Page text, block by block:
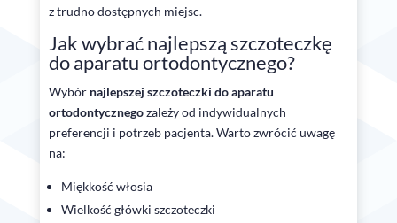
z trudno dostępnych miejsc.
Jak wybrać najlepszą szczoteczkę
do aparatu ortodontycznego?
Wybór najlepszej szczoteczki do aparatu
ortodontycznegozależy od indywidualnych
preferencji i potrzeb pacjenta. Warto zwrócić uwagę
na:
Miękkość włosia
Wielkość główki szczoteczki